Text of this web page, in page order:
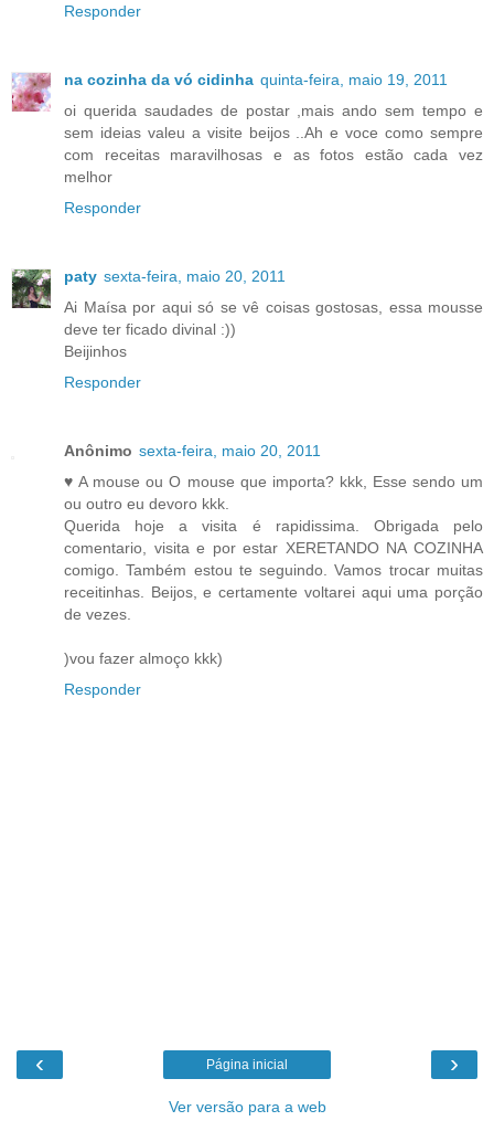
Responder
na cozinha da vó cidinha quinta-feira, maio 19, 2011
oi querida saudades de postar ,mais ando sem tempo e
sem ideias valeu a visite beijos ..Ah e voce como sempre
com receitas maravilhosas e as fotos estão cada vez
melhor
Responder
paty sexta-feira, maio 20, 2011
Ai Maísa por aqui só se vê coisas gostosas, essa mousse
deve ter ficado divinal :))
Beijinhos
Responder
Anônimo sexta-feira, maio 20, 2011
♥ A mouse ou O mouse que importa? kkk, Esse sendo um
ou outro eu devoro kkk.
Querida hoje a visita é rapidissima. Obrigada pelo
comentario, visita e por estar XERETANDO NA COZINHA
comigo. Também estou te seguindo. Vamos trocar muitas
receitinhas. Beijos, e certamente voltarei aqui uma porção
de vezes.
)vou fazer almoço kkk)
Responder
‹ ›
Página inicial
Ver versão para a web